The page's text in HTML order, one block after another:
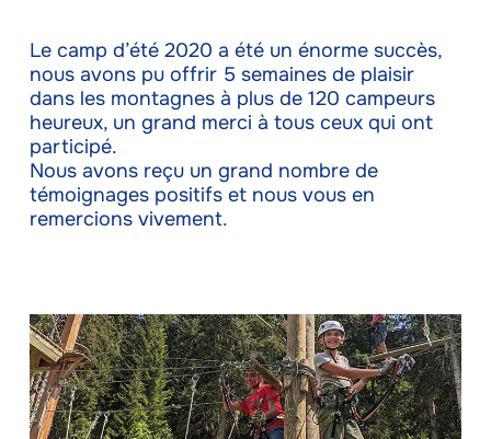
Le camp d’été 2020 a été un énorme succès,
nous avons pu offrir 5 semaines de plaisir
dans les montagnes à plus de 120 campeurs
heureux, un grand merci à tous ceux qui ont
participé.
Nous avons reçu un grand nombre de
témoignages positifs et nous vous en
remercions vivement.